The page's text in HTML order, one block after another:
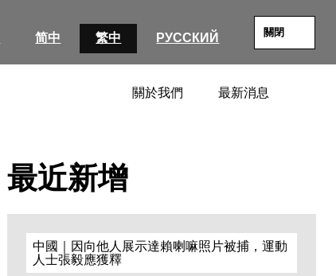
简中 繁中 РУССКИЙ 關閉
關於我們 最新消息
最近新增
中國｜因向他人展示達賴喇嘛照片被捕，運動
人士張毅應獲釋